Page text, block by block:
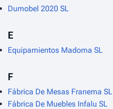
Dumobel 2020 SL
E
Equipamientos Madoma SL
F
Fábrica De Mesas Franema SL
Fábrica De Muebles Infalu SL